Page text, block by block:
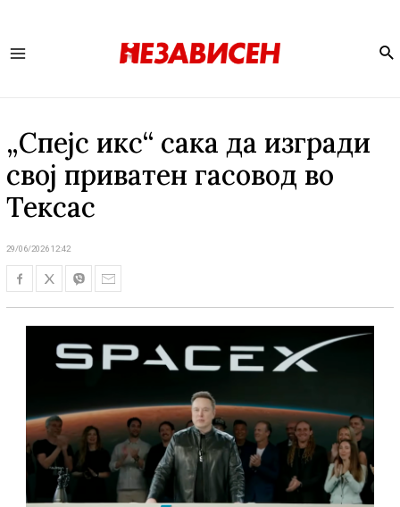
„Спејс икс“ сака да изгради
свој приватен гасовод во
Тексас
29/06/2026 12:42